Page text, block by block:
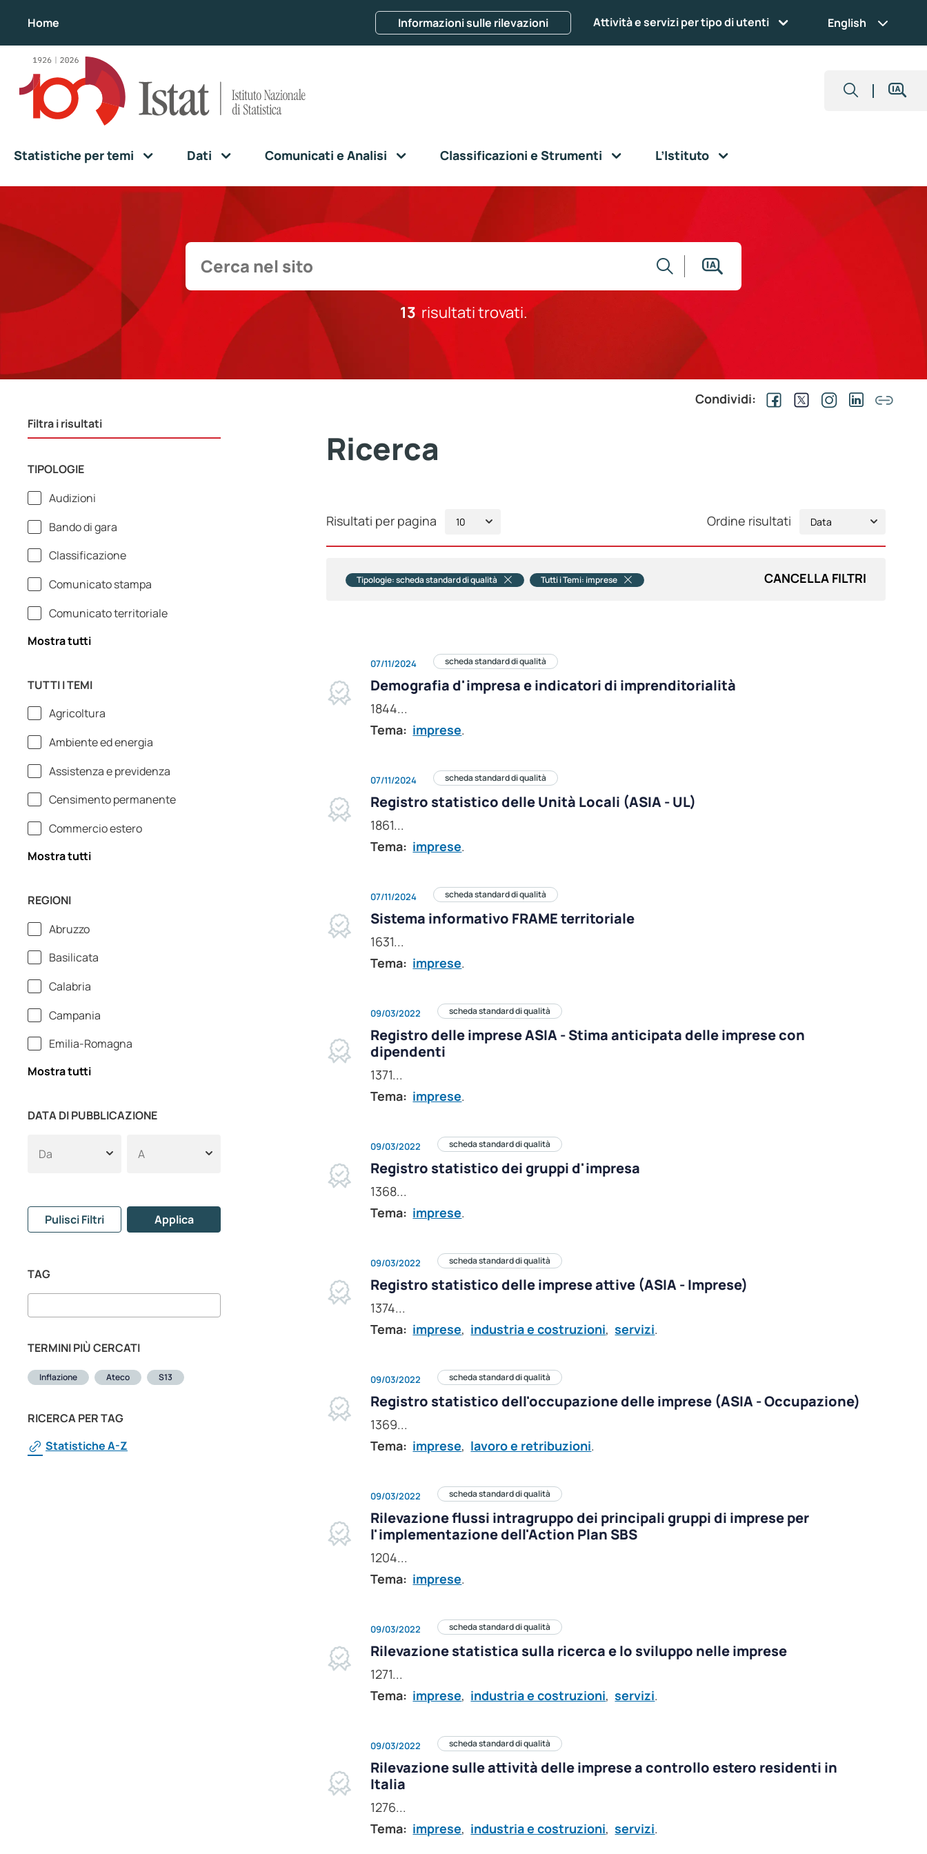
Home Informazioni sulle rilevazioni Attività e servizi per tipo di utenti English
Statistiche per temi Dati Comunicati e Analisi Classificazioni e Strumenti L’Istituto
13risultati trovati.
Filtra i risultati
TIPOLOGIE
Audizioni
Bando di gara
Classificazione
Comunicato stampa
Comunicato territoriale
Mostra tutti
TUTTI I TEMI
Agricoltura
Ambiente ed energia
Assistenza e previdenza
Censimento permanente
Commercio estero
Mostra tutti
REGIONI
Abruzzo
Basilicata
Calabria
Campania
Emilia-Romagna
Mostra tutti
DATA DI PUBBLICAZIONE
Pulisci Filtri Applica
TAG
TERMINI PIÙ CERCATI
Inflazione Ateco S13
RICERCA PER TAG
Statistiche A-Z
Condividi:
Ricerca
Risultati per pagina Ordine risultati
Tipologie: scheda standard di qualità Tutti i Temi: imprese CANCELLA FILTRI
07/11/2024 scheda standard di qualità
Demografia d'impresa e indicatori di imprenditorialità
1844...
Tema: imprese.
07/11/2024 scheda standard di qualità
Registro statistico delle Unità Locali (ASIA - UL)
1861...
Tema: imprese.
07/11/2024 scheda standard di qualità
Sistema informativo FRAME territoriale
1631...
Tema: imprese.
09/03/2022 scheda standard di qualità
Registro delle imprese ASIA - Stima anticipata delle imprese con
dipendenti
1371...
Tema: imprese.
09/03/2022 scheda standard di qualità
Registro statistico dei gruppi d'impresa
1368...
Tema: imprese.
09/03/2022 scheda standard di qualità
Registro statistico delle imprese attive (ASIA - Imprese)
1374...
Tema: imprese, industria e costruzioni, servizi.
09/03/2022 scheda standard di qualità
Registro statistico dell'occupazione delle imprese (ASIA - Occupazione)
1369...
Tema: imprese, lavoro e retribuzioni.
09/03/2022 scheda standard di qualità
Rilevazione flussi intragruppo dei principali gruppi di imprese per
l'implementazione dell'Action Plan SBS
1204...
Tema: imprese.
09/03/2022 scheda standard di qualità
Rilevazione statistica sulla ricerca e lo sviluppo nelle imprese
1271...
Tema: imprese, industria e costruzioni, servizi.
09/03/2022 scheda standard di qualità
Rilevazione sulle attività delle imprese a controllo estero residenti in
Italia
1276...
Tema: imprese, industria e costruzioni, servizi.